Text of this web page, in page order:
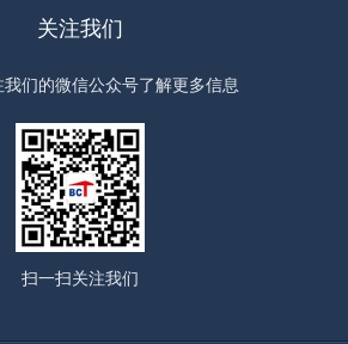
关注我们
们的微信公众号了解更多信息
扫一扫关注我们